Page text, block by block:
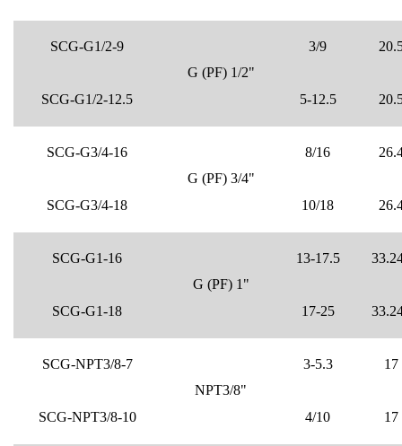
SCG-G1/2-9
G (PF) 1/2"
3/9
SCG-G1/2-12.5 5-12.5
SCG-G3/4-16
G (PF) 3/4"
8/16
SCG-G3/4-18 10/18
SCG-G1-16
G (PF) 1"
13-17.5
SCG-G1-18 17-25
SCG-NPT3/8-7
NPT3/8"
3-5.3 17
SCG-NPT3/8-10 4/10 17